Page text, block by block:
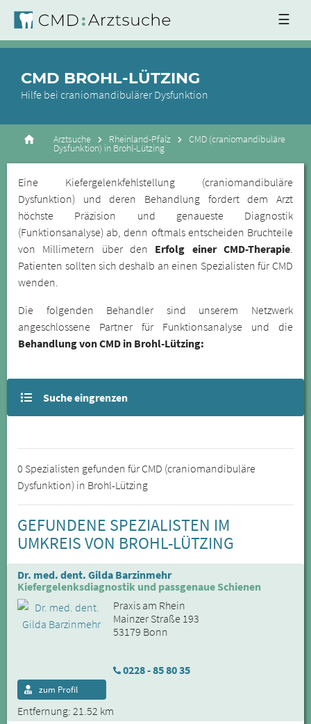
☰
CMD BROHL-LÜTZING
Hilfe bei craniomandibulärer Dysfunktion
Arztsuche Rheinland-Pfalz CMD (craniomandibuläre
Dysfunktion) in Brohl-Lützing
Eine Kiefergelenkfehlstellung (craniomandibuläre
Dysfunktion) und deren Behandlung fordert dem Arzt
höchste Präzision und genaueste Diagnostik
(Funktionsanalyse) ab, denn oftmals entscheiden Bruchteile
von Millimetern über den Erfolg einer CMD-Therapie.
Patienten sollten sich deshalb an einen Spezialisten für CMD
wenden.
Die folgenden Behandler sind unserem Netzwerk
angeschlossene Partner für Funktionsanalyse und die
Behandlung von CMD in Brohl-Lützing:
Suche eingrenzen
0 Spezialisten gefunden für CMD (craniomandibuläre
Dysfunktion) in Brohl-Lützing
GEFUNDENE SPEZIALISTEN IM
UMKREIS VON BROHL-LÜTZING
Dr. med. dent. Gilda Barzinmehr
Kiefergelenksdiagnostik und passgenaue Schienen
Praxis am Rhein
Mainzer Straße 193
53179 Bonn
0228 - 85 80 35
Entfernung: 21.52 km
zum Profil